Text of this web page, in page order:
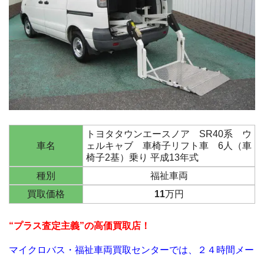
車名
トヨタタウンエースノア SR40系 ウ
ェルキャブ 車椅子リフト車 6人（車
椅子2基）乗り 平成13年式
種別
福祉車両
買取価格
11万円
“プラス査定主義”の高価買取店！
マイクロバス・福祉車両買取センターでは、２４時間メー